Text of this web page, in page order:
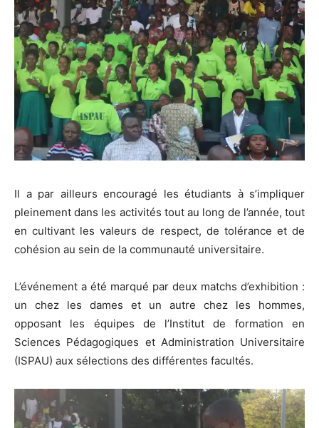
Il a par ailleurs encouragé les étudiants à s’impliquer
pleinement dans les activités tout au long de l’année, tout
en cultivant les valeurs de respect, de tolérance et de
cohésion au sein de la communauté universitaire.
L’événement a été marqué par deux matchs d’exhibition :
un chez les dames et un autre chez les hommes,
opposant les équipes de l’Institut de formation en
Sciences Pédagogiques et Administration Universitaire
(ISPAU) aux sélections des différentes facultés.